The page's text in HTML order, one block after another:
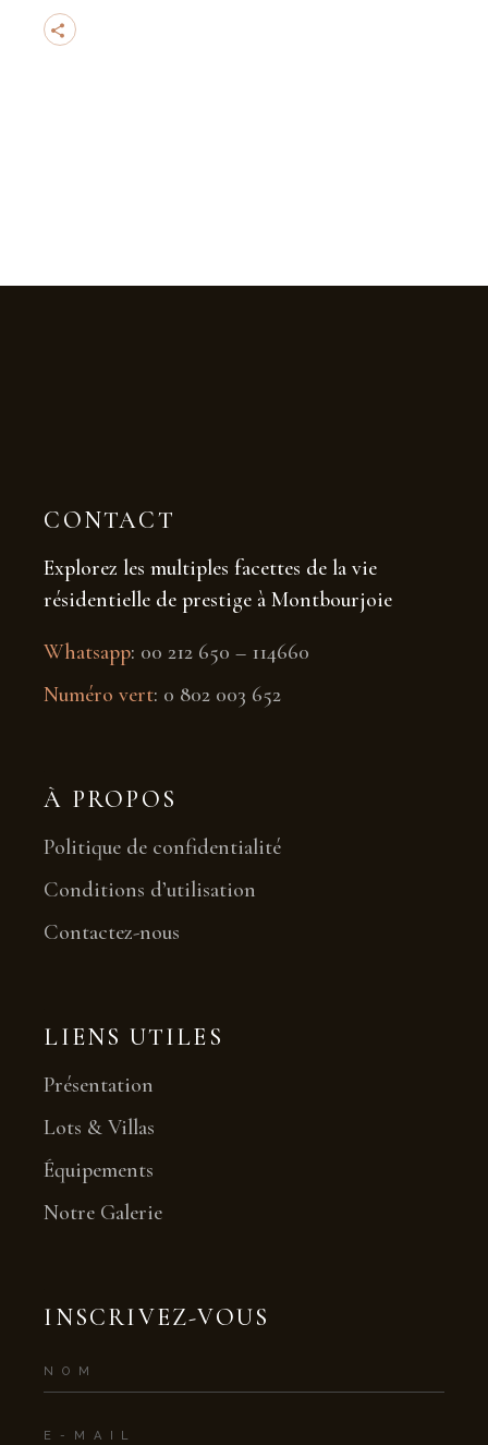
CONTACT
Explorez les multiples facettes de la vie
résidentielle de prestige à Montbourjoie
Whatsapp: 00 212 650 – 114660
Numéro vert: 0 802 003 652
À PROPOS
Politique de confidentialité
Conditions d’utilisation
Contactez-nous
LIENS UTILES
Présentation
Lots & Villas
Équipements
Notre Galerie
INSCRIVEZ-VOUS